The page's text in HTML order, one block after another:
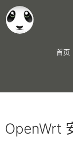
首页
OpenWrt